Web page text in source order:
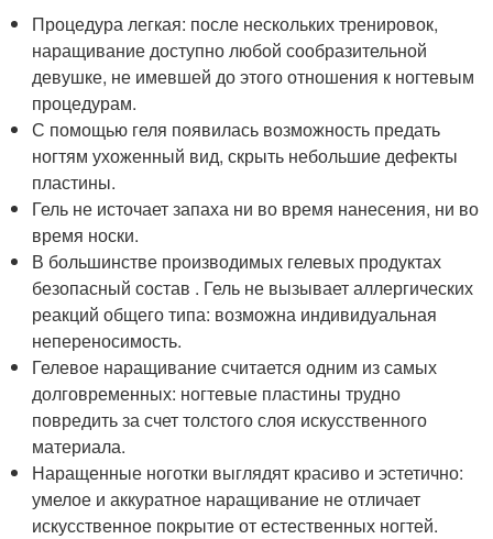
Процедура легкая: после нескольких тренировок,
наращивание доступно любой сообразительной
девушке, не имевшей до этого отношения к ногтевым
процедурам.
С помощью геля появилась возможность предать
ногтям ухоженный вид, скрыть небольшие дефекты
пластины.
Гель не источает запаха ни во время нанесения, ни во
время носки.
В большинстве производимых гелевых продуктах
безопасный состав . Гель не вызывает аллергических
реакций общего типа: возможна индивидуальная
непереносимость.
Гелевое наращивание считается одним из самых
долговременных: ногтевые пластины трудно
повредить за счет толстого слоя искусственного
материала.
Наращенные ноготки выглядят красиво и эстетично:
умелое и аккуратное наращивание не отличает
искусственное покрытие от естественных ногтей.